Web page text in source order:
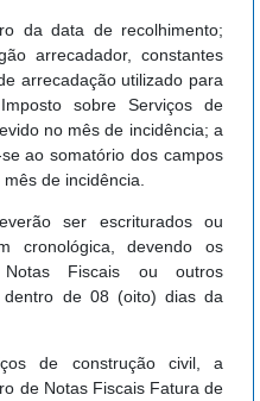
da data de recolhimento;
arrecadador, constantes
arrecadação utilizado para
sobre Serviços de
no mês de incidência; a
ao somatório dos campos
de incidência.
ser escriturados ou
cronológica, devendo os
Notas Fiscais ou outros
dentro de 08 (oito) dias da
de construção civil, a
de Notas Fiscais Fatura de